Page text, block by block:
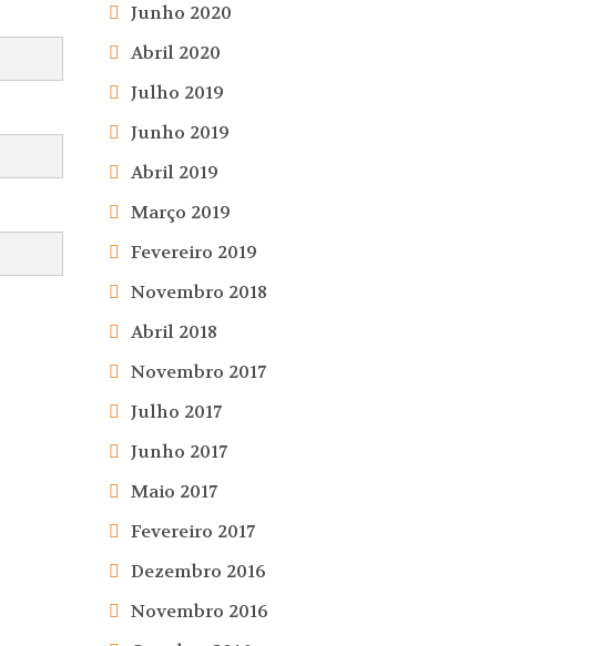
Junho 2020
Abril 2020
Julho 2019
Junho 2019
Abril 2019
Março 2019
Fevereiro 2019
Novembro 2018
Abril 2018
Novembro 2017
Julho 2017
Junho 2017
Maio 2017
Fevereiro 2017
Dezembro 2016
Novembro 2016